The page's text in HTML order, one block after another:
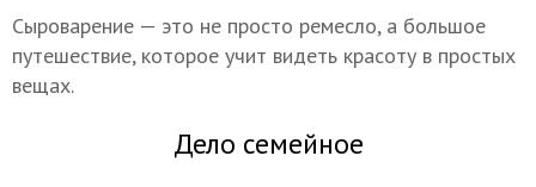
Сыроварение — это не просто ремесло, а большое
путешествие, которое учит видеть красоту в простых
вещах.
Дело семейное